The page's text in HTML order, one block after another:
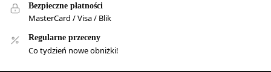
Bezpieczne płatności
MasterCard / Visa / Blik
Regularne przeceny
Co tydzień nowe obniżki!